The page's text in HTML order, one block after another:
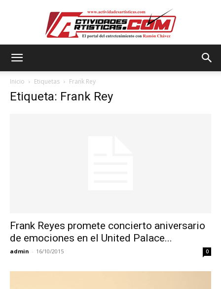
Inicio Etiquetas Frank Rey
Etiqueta: Frank Rey
Frank Reyes promete concierto aniversario
de emociones en el United Palace...
admin - 16/10/2015 0